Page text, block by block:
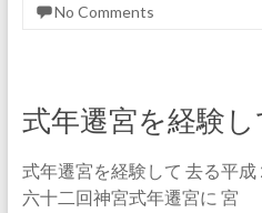
No Comments
式年遷宮を経験し
式年遷宮を経験して 去る平
六十二回神宮式年遷宮に 宮